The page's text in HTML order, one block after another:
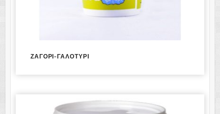
ΖΑΓΟΡΙ-ΓΑΛΟΤΥΡΙ